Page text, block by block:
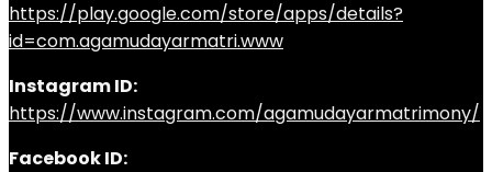
https://play.google.com/store/apps/details?
id=com.agamudayarmatri.www
Instagram ID:
https://www.instagram.com/agamudayarmatrimony/
Facebook ID: